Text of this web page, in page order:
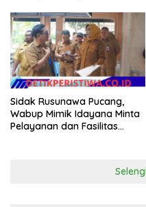
Layanan SIM Online SINAR
Sidak Rusunawa Pucang,
Wabup Mimik Idayana Minta
Pelayanan dan Fasilitas